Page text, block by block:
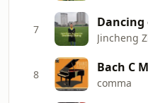
7
Jincheng
8 Bach C
comma